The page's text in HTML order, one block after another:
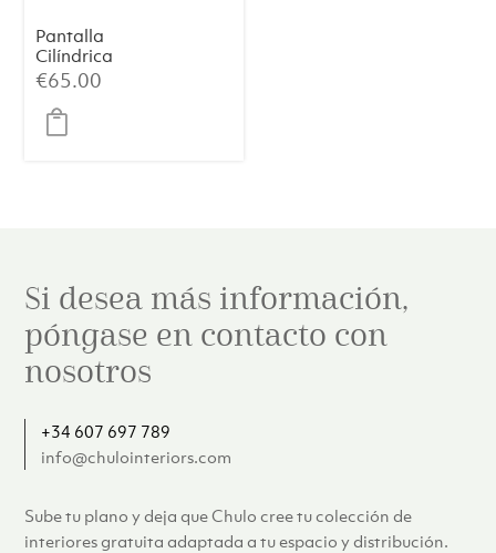
Pantalla
Cilíndrica
LIVIGNO – Textil
Natural, Ø30×21
cm
€65.00
Si desea más información,
póngase en contacto con
nosotros
+34 607 697 789
info@chulointeriors.com
Sube tu plano y deja que Chulo cree tu colección de
interiores gratuita adaptada a tu espacio y distribución.